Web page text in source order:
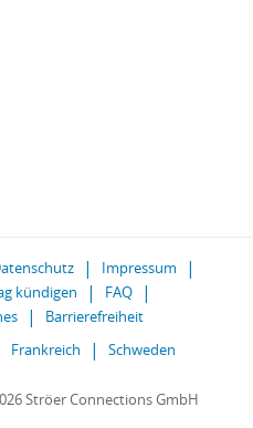
Impressum
kündigen
FAQ
Barrierefreiheit
Frankreich Schweden
Ströer Connections GmbH